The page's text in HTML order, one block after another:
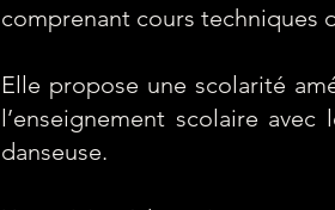
comprenant cours techniques
Elle propose une scolarité
l’enseignement scolaire
danseuse.